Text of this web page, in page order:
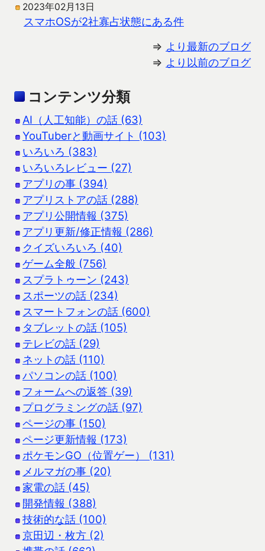
2023年02月13日
スマホOSが2社寡占状態にある件
⇒ より最新のブログ
⇒ より以前のブログ
コンテンツ分類
AI（人工知能）の話 (63)
YouTuberと動画サイト (103)
いろいろ (383)
いろいろレビュー (27)
アプリの事 (394)
アプリストアの話 (288)
アプリ公開情報 (375)
アプリ更新/修正情報 (286)
クイズいろいろ (40)
ゲーム全般 (756)
スプラトゥーン (243)
スポーツの話 (234)
スマートフォンの話 (600)
タブレットの話 (105)
テレビの話 (29)
ネットの話 (110)
パソコンの話 (100)
フォームへの返答 (39)
プログラミングの話 (97)
ページの事 (150)
ページ更新情報 (173)
ポケモンGO（位置ゲー） (131)
メルマガの事 (20)
家電の話 (45)
開発情報 (388)
技術的な話 (100)
京田辺・枚方 (2)